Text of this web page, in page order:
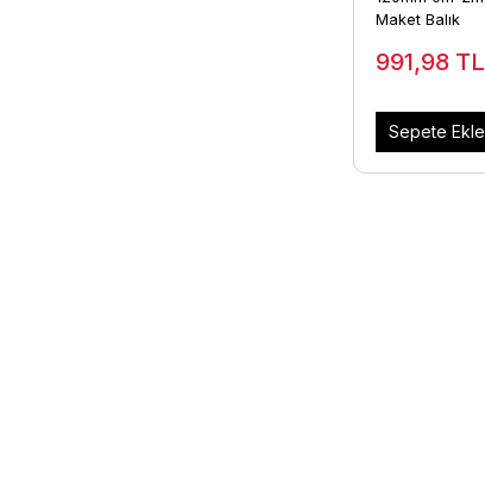
Maket Balık
991,98 TL
Sepete Ekle